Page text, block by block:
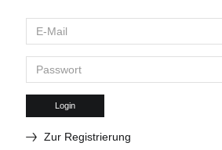
Login
Zur Registrierung